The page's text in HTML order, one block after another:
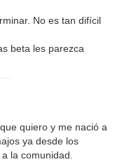
No es tan difícil
beta les parezca
quiero y me nació a
ya desde los
la comunidad.